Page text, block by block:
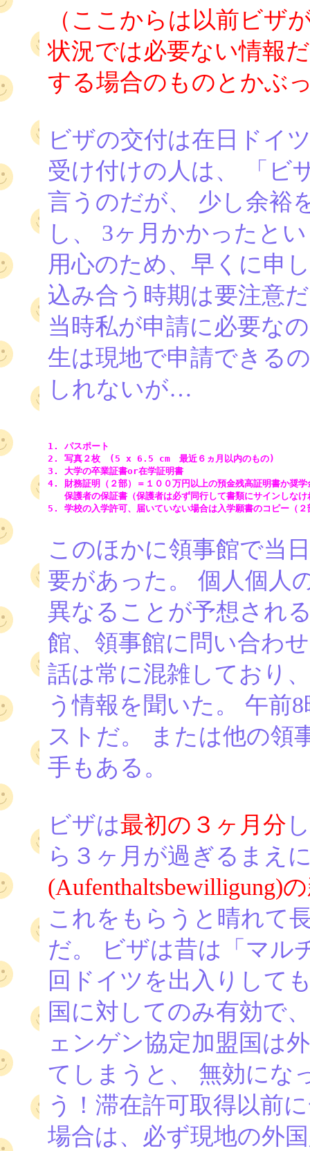
（ここからは以前ビザ
状況では必要ない情報
する場合のものとかぶ
ビザの交付は在日ドイ
受け付けの人は、 「ビ
言うのだが、 少し余裕
し、 3ヶ月かかったと
用心のため、早くに申
込み合う時期は要注意
当時私が申請に必要な
生は現地で申請できる
しれないが…
1. パスポート
2. 写真２枚　(5 x 6.5 cm　最近６ヵ月以内のもの)
3. 大学の卒業証書or在学証明書
4. 財務証明（２部）＝１００万円以上の預金残高証明書か奨学
保護者の保証書（保護者は必ず同行して書類にサインしなけ
5. 学校の入学許可、届いていない場合は入学願書のコピー（２
このほかに領事館で当
要があった。 個人個人
異なることが予想され
館、領事館に問い合わ
話は常に混雑しており
う情報を聞いた。 午前
ストだ。 または他の領
手もある。
ビザは最初の３ヶ月分
ら３ヶ月が過ぎるまえ
(Aufenthaltsbewilligung)
これをもらうと晴れて
だ。 ビザは昔は「マル
回ドイツを出入りして
国に対してのみ有効で
ェンゲン協定加盟国は
てしまうと、 無効にな
う！滞在許可取得以前
場合は、必ず現地の外